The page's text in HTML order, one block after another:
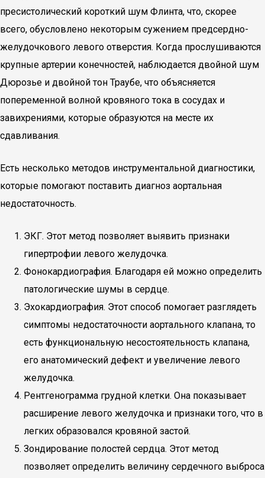
пресистолический короткий шум Флинта, что, скорее
всего, обусловлено некоторым сужением предсердно-
желудочкового левого отверстия. Когда прослушиваются
крупные артерии конечностей, наблюдается двойной шум
Дюрозье и двойной тон Траубе, что объясняется
попеременной волной кровяного тока в сосудах и
завихрениями, которые образуются на месте их
сдавливания.
Есть несколько методов инструментальной диагностики,
которые помогают поставить диагноз аортальная
недостаточность.
ЭКГ. Этот метод позволяет выявить признаки
гипертрофии левого желудочка.
Фонокардиография. Благодаря ей можно определить
патологические шумы в сердце.
Эхокардиография. Этот способ помогает разглядеть
симптомы недостаточности аортального клапана, то
есть функциональную несостоятельность клапана,
его анатомический дефект и увеличение левого
желудочка.
Рентгенограмма грудной клетки. Она показывает
расширение левого желудочка и признаки того, что в
легких образовался кровяной застой.
Зондирование полостей сердца. Этот метод
позволяет определить величину сердечного выброса